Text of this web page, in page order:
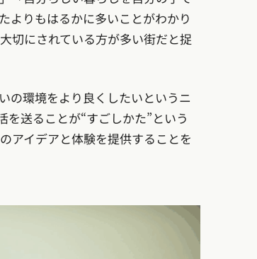
よりもはるかに多いことがわかり
切にされている方が多い街だと捉
の環境をより良くしたいというニ
送ることが“すごしかた”という
アイデアと体験を提供することを